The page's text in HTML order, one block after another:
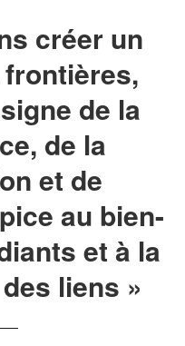
créer un
de la
de la
et de
au bien-
et à la
liens »